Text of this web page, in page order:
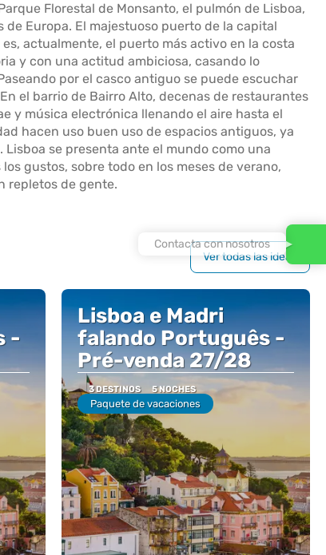
Florestal de Monsanto, el pulmón de Lisboa,
Europa. El majestuoso puerto de la capital
actualmente, el puerto más activo en la costa
y con una actitud ambiciosa, casando lo
por el casco antiguo se puede escuchar
el barrio de Bairro Alto, decenas de restaurantes
y música electrónica llenando el aire hasta el
hacen uso buen uso de espacios antiguos, ya
Lisboa se presenta ante el mundo como una
gustos, sobre todo en los meses de verano,
repletos de gente.
Ver todas las ideas
-
Lisboa e Madri
falando Português -
Pré-venda 27/28
3 DESTINOS 5 NOCHES
Paquete de vacaciones
Contacta con nosotros